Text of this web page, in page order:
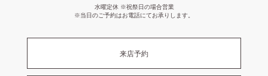
水曜定休 ※祝祭日の場合営業
※当日のご予約はお電話にてお承りします。
来店予約